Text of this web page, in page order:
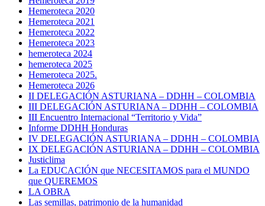
Hemeroteca 2020
Hemeroteca 2021
Hemeroteca 2022
Hemeroteca 2023
hemeroteca 2024
hemeroteca 2025
Hemeroteca 2025.
Hemeroteca 2026
II DELEGACIÓN ASTURIANA – DDHH – COLOMBIA
III DELEGACIÓN ASTURIANA – DDHH – COLOMBIA
III Encuentro Internacional “Territorio y Vida”
Informe DDHH Honduras
IV DELEGACIÓN ASTURIANA – DDHH – COLOMBIA
IX DELEGACIÓN ASTURIANA – DDHH – COLOMBIA
Justiclima
La EDUCACIÓN que NECESITAMOS para el MUNDO
que QUEREMOS
LA OBRA
Las semillas, patrimonio de la humanidad